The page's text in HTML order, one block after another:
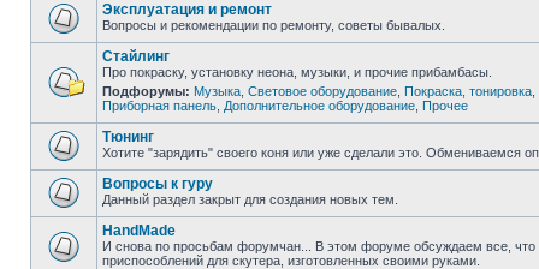
Эксплуатация и ремонт
Вопросы и рекомендации по ремонту, советы бывалых.
Стайлинг
Про покраску, установку неона, музыки, и прочие прибамбасы.
Подфорумы: Музыка Световое оборудование Покраска, тонировка
Приборная панель Дополнительное оборудование Прочее
Тюнинг
Хотите "зарядить" своего коня или уже сделали это. Обмениваемся
Вопросы к гуру
Данный раздел закрыт для создания новых тем.
HandMade
И снова по просьбам форумчан... В этом форуме обсуждаем все, что
приспособлений для скутера, изготовленных своими руками.